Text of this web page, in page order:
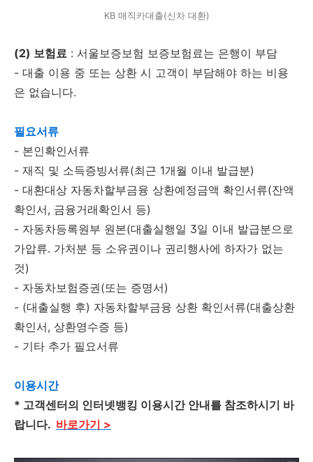
KB 매직카대출(신차 대환)
(2) 보험료 : 서울보증보험 보증보험료는 은행이 부담
- 대출 이용 중 또는 상환 시 고객이 부담해야 하는 비용
은 없습니다.
필요서류
- 본인확인서류
- 재직 및 소득증빙서류(최근 1개월 이내 발급분)
- 대환대상 자동차할부금융 상환예정금액 확인서류(잔액
확인서, 금융거래확인서 등)
- 자동차등록원부 원본(대출실행일 3일 이내 발급분으로
가압류. 가처분 등 소유권이나 권리행사에 하자가 없는
것)
- 자동차보험증권(또는 증명서)
- (대출실행 후) 자동차할부금융 상환 확인서류(대출상환
확인서, 상환영수증 등)
- 기타 추가 필요서류
이용시간
* 고객센터의 인터넷뱅킹 이용시간 안내를 참조하시기 바
랍니다. 바로가기 >